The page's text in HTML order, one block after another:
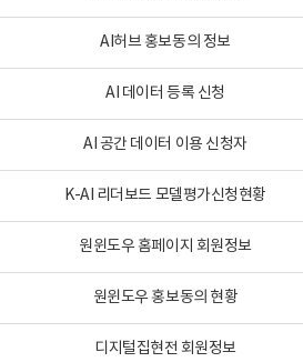
AI허브 홍보동의 정보
AI 데이터 등록 신청
AI 공간 데이터 이용 신청자
K-AI 리더보드 모델평가신청현황
원윈도우 홈페이지 회원정보
원윈도우 홍보동의 현황
디지털집현전 회원정보